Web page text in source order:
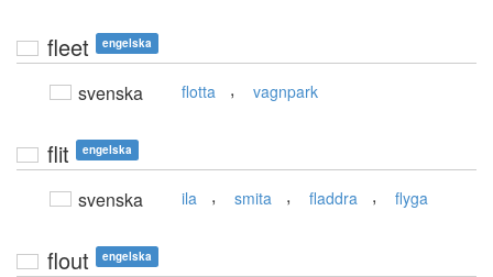
fleet engelska
svenska flotta , vagnpark
flit engelska
svenska ila , smita , fladdra , flyga
flout engelska